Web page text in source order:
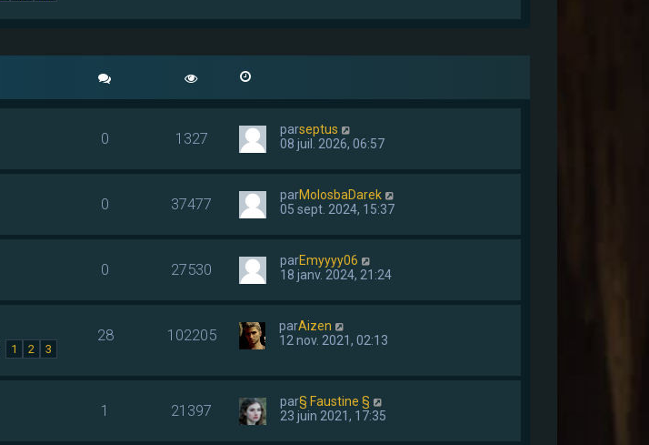
0 1327 parseptus
08 juil. 2026, 06:57
0 37477 parMolosbaDarek
05 sept. 2024, 15:37
0 27530 parEmyyyy06
18 janv. 2024, 21:24
1 2 3
28 102205 parAizen
12 nov. 2021, 02:13
1 21397 par§ Faustine §
23 juin 2021, 17:35